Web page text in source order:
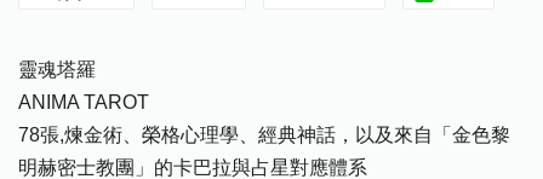
靈魂塔羅
ANIMA TAROT
78張,煉金術、榮格心理學、經典神話，以及來自「金色黎
明赫密士教團」的卡巴拉與占星對應體系